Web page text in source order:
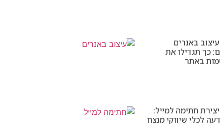
באנרים
כך תגדילו את
באתר
חתימה למייל:
לכלי שיווקי מנצח